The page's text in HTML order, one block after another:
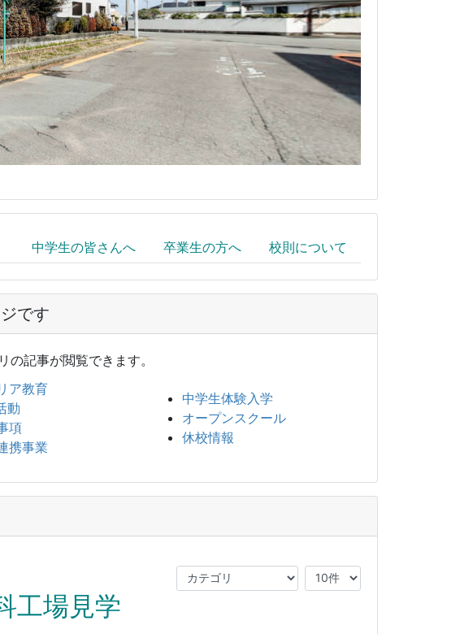
中学生の皆さんへ 卒業生の方へ 校則について
です
記事が閲覧できます。
ア教育
動
項
携事業
中学生体験入学
オープンスクール
休校情報
工場見学